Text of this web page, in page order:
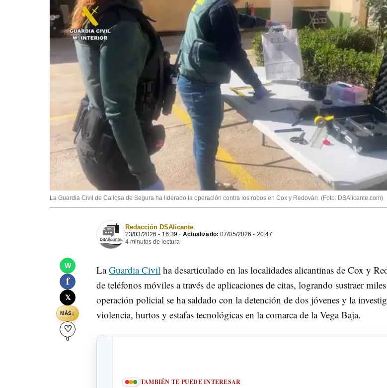
La Guardia Civil de Callosa de Segura ha liderado la operación contra los robos en Cox y Redován. (Foto: DSAlicante.com)
W
f
𝕏
MÁS↓
♡
0
Redacción DSAlicante
23/03/2026 - 16:39 · Actualizado: 07/05/2026 - 20:47
4 minutos de lectura
LaGuardia Civil ha desarticulado en las localidades alicantinas de Cox y
de teléfonos móviles a través de aplicaciones de citas, logrando sustraer
operación policial se ha saldado con la detención de dos jóvenes y la
violencia, hurtos y estafas tecnológicas en la comarca de la Vega Baja.
TAMBIÉN TE PUEDE INTERESAR